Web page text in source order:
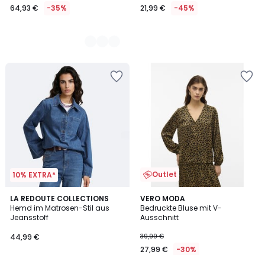
64,93 € -35% 21,99 € -45%
10% EXTRA*
LA REDOUTE COLLECTIONS
Hemd im Matrosen-Stil aus
Jeansstoff
44,99 €
Outlet
VERO MODA
Bedruckte Bluse mit V-
Ausschnitt
39,99 €
27,99 € -30%